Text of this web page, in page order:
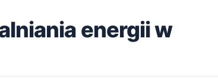
energii w